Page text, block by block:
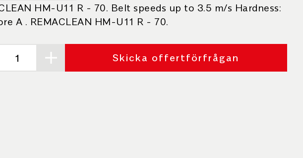
HM-U11 R - 70. Belt speeds up to 3.5 m/s Hardness:
A . REMACLEAN HM-U11 R - 70.
Skicka offertförfrågan